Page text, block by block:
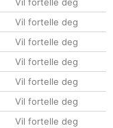
Vil fortelle deg
Vil fortelle deg
Vil fortelle deg
Vil fortelle deg
Vil fortelle deg
Vil fortelle deg